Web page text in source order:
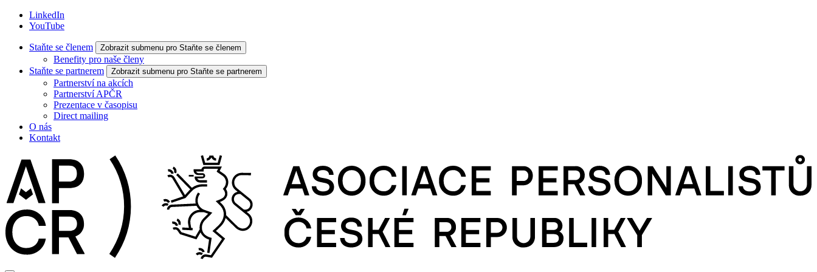
LinkedIn
YouTube
Staňte se členem Zobrazit submenu pro Staňte se členem
Benefity pro naše členy
Staňte se partnerem
Zobrazit submenu pro Staňte se partnerem
Partnerství na akcích
Partnerství APČR
Prezentace v časopisu
Direct mailing
O nás
Kontakt